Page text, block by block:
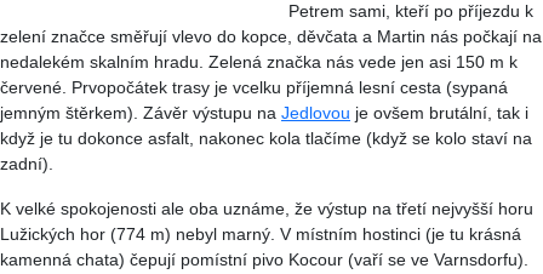
Petrem sami, kteří po příjezdu k
zelení značce směřují vlevo do kopce, děvčata a Martin nás počkají na
nedalekém skalním hradu. Zelená značka nás vede jen asi 150 m k
červené. Prvopočátek trasy je vcelku příjemná lesní cesta (sypaná
jemným štěrkem). Závěr výstupu na Jedlovou je ovšem brutální, tak i
když je tu dokonce asfalt, nakonec kola tlačíme (když se kolo staví na
zadní).
K velké spokojenosti ale oba uznáme, že výstup na třetí nejvyšší horu
Lužických hor (774 m) nebyl marný. V místním hostinci (je tu krásná
kamenná chata) čepují pomístní pivo Kocour (vaří se ve Varnsdorfu).